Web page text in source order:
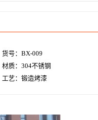
货号：BX-009
材质：304不锈钢
工艺：锻造烤漆